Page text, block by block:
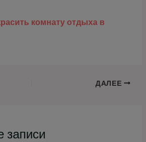
комнату отдыха в
ДАЛЕЕ
записи